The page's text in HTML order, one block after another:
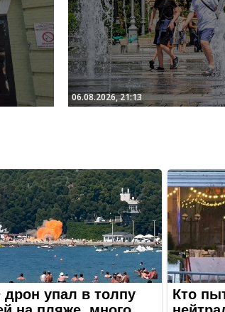
06.08.2026, 21:13